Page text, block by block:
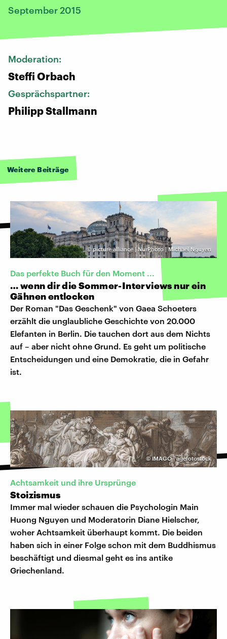
September 2015
Moderation:
Steffi Orbach
Gesprächspartner:
Philipp Stallmann
Weitere Beiträge
©picture alliance | NurPhoto | Michael Nguyen
Das perfekte Buch für den Moment ...
… wenn dir die Sommer-Interviews nur ein
Gähnen entlocken
Der Roman "Das Geschenk" von Gaea Schoeters
erzählt die unglaubliche Geschichte von 20.000
Elefanten in Berlin. Die tauchen dort aus dem Nichts
auf – aber nicht ohne Grund. Es geht um politische
Entscheidungen und eine Demokratie, die in Gefahr
ist.
©IMAGO | agefotostock
Achtsamkeit und ihre Ursprünge
Stoizismus
Immer mal wieder schauen die Psychologin Main
Huong Nguyen und Moderatorin Diane Hielscher,
woher Achtsamkeit überhaupt kommt. Die beiden
haben sich in einer Folge schon mit dem Buddhismus
beschäftigt und diesmal geht es ins antike
Griechenland.